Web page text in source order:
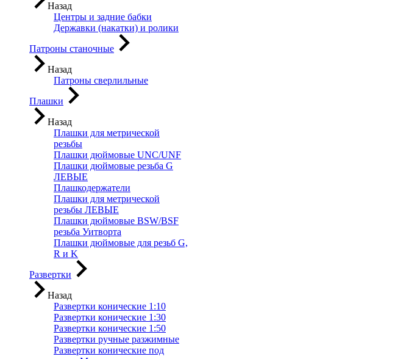
Назад
Центры и задние бабки
Державки (накатки) и ролики
Патроны станочные
Назад
Патроны сверлильные
Плашки
Назад
Плашки для метрической
резьбы
Плашки дюймовые UNC/UNF
Плашки дюймовые резьба G
ЛЕВЫЕ
Плашкодержатели
Плашки для метрической
резьбы ЛЕВЫЕ
Плашки дюймовые BSW/BSF
резьба Уитворта
Плашки дюймовые для резьб G,
R и K
Развертки
Назад
Развертки конические 1:10
Развертки конические 1:30
Развертки конические 1:50
Развертки ручные разжимные
Развертки конические под